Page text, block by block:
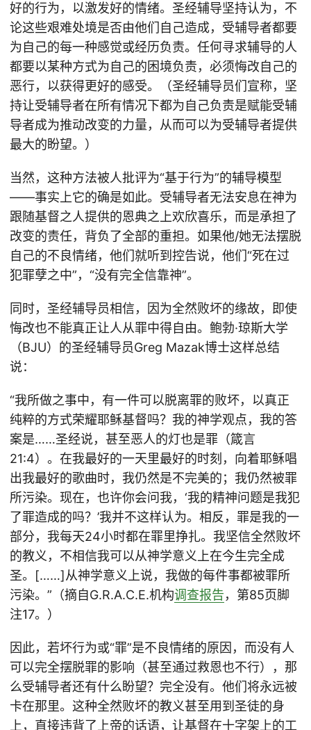
好的行为，以激发好的情绪。圣经辅导坚持认为，不
论这些艰难处境是否由他们自己造成，受辅导者都要
为自己的每一种感觉或经历负责。任何寻求辅导的人
都要以某种方式为自己的困境负责，必须悔改自己的
恶行，以获得更好的感受。（圣经辅导员们宣称，坚
持让受辅导者在所有情况下都为自己负责是赋能受辅
导者成为推动改变的力量，从而可以为受辅导者提供
最大的盼望。）
当然，这种方法被人批评为“基于行为”的辅导模型
——事实上它的确是如此。受辅导者无法安息在神为
跟随基督之人提供的恩典之上欢欣喜乐，而是承担了
改变的责任，背负了全部的重担。如果他/她无法摆脱
自己的不良情绪，他们就听到控告说，他们“死在过
犯罪孽之中”，“没有完全信靠神”。
同时，圣经辅导员相信，因为全然败坏的缘故，即使
悔改也不能真正让人从罪中得自由。鲍勃·琼斯大学
（BJU）的圣经辅导员Greg Mazak博士这样总结
说：
“我所做之事中，有一件可以脱离罪的败坏，以真正
纯粹的方式荣耀耶稣基督吗？我的神学观点，我的答
案是……圣经说，甚至恶人的灯也是罪（箴言
21:4）。在我最好的一天里最好的时刻，向着耶稣唱
出我最好的歌曲时，我仍然是不完美的；我仍然被罪
所污染。现在，也许你会问我，‘我的精神问题是我犯
了罪造成的吗？’我并不这样认为。相反，罪是我的一
部分，我每天24小时都在罪里挣扎。我坚信全然败坏
的教义，不相信我可以从神学意义上在今生完全成
圣。[……]从神学意义上说，我做的每件事都被罪所
污染。”（摘自G.R.A.C.E.机构调查报告，第85页脚
注17。）
因此，若坏行为或“罪”是不良情绪的原因，而没有人
可以完全摆脱罪的影响（甚至通过救恩也不行），那
么受辅导者还有什么盼望？完全没有。他们将永远被
卡在那里。这种全然败坏的教义甚至用到圣徒的身
上，直接违背了上帝的话语，让基督在十字架上的工